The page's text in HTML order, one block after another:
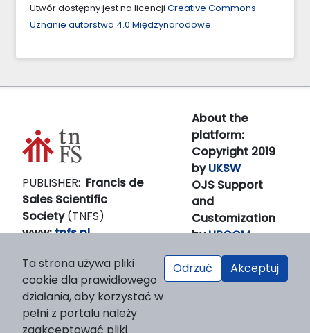
Utwór dostępny jest na licencji Creative Commons
Uznanie autorstwa 4.0 Międzynarodowe.
PUBLISHER: Francis de
Sales Scientific
Society(TNFS)
www:tnfs.pl
mail:prezes(at)tnfs.pl
About the
platform:
Copyright 2019
byUKSW
OJS Support
and
Customization
byLIBCOM
Platform &
workfow
byOJS/PKP
Ta strona używa pliki
cookie dla prawidłowego
działania, aby korzystać w
pełni z portalu należy
Odrzuć Akceptuj